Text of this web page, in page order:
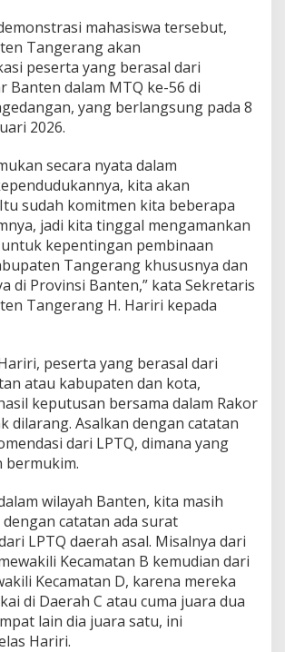
mahasiswa tersebut,
Tangerang akan
peserta yang berasal dari
Banten dalam MTQ ke-56 di
yang berlangsung pada 8
2026.
secara nyata dalam
kita akan
sudah komitmen kita beberapa
jadi kita tinggal mengamankan
kepentingan pembinaan
Tangerang khususnya dan
di Provinsi Banten,” kata Sekretaris
Tangerang H. Hariri kepada
peserta yang berasal dari
atau kabupaten dan kota,
keputusan bersama dalam Rakor
dilarang. Asalkan dengan catatan
dari LPTQ, dimana yang
bermukim.
wilayah Banten, kita masih
catatan ada surat
LPTQ daerah asal. Misalnya dari
Kecamatan B kemudian dari
Kecamatan D, karena mereka
di Daerah C atau cuma juara dua
lain dia juara satu, ini
Hariri.